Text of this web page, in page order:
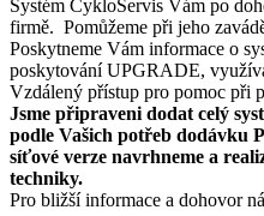
Systém CykloServis Vám po
firmě. Pomůžeme při jeho
Poskytneme Vám informace o
poskytování UPGRADE,
Vzdálený přístup pro pomoc při
Jsme připraveni dodat celý
podle Vašich potřeb dodávku
síťové verze navrhneme a
techniky.
Pro bližší informace a dohovor